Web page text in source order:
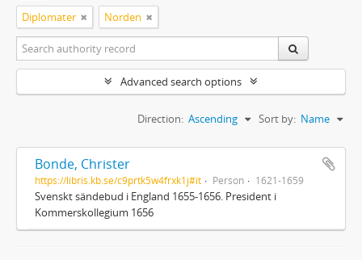
Diplomater Norden
Advanced search options
Sort by: Name
Direction: Ascending
Bonde, Christer
https://libris.kb.se/c9prtk5w4frxk1j#it Person 1621-1659
Svenskt sändebud i England 1655-1656. President i
Kommerskollegium 1656